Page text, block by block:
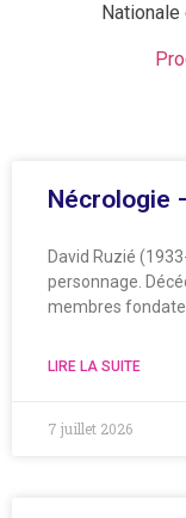
Nécrologie
David Ruzié
personnage.
membres
LIRE LA SUITE
7 juillet 2026